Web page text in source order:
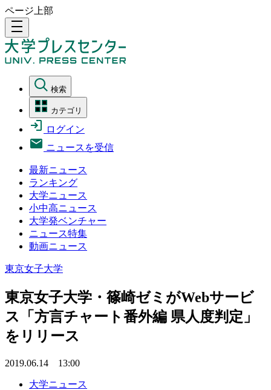
ページ上部
density_medium
検索
カテゴリ
ログイン
ニュースを受信
最新ニュース
ランキング
大学ニュース
小中高ニュース
大学発ベンチャー
ニュース特集
動画ニュース
東京女子大学
東京女子大学・篠崎ゼミがWebサービ
ス「方言チャート番外編 県人度判定」
をリリース
2019.06.14 13:00
大学ニュース